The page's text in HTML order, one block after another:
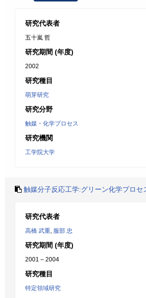
研究代表者
五十嵐 哲
研究期間 (年度)
2002
研究種目
萌芽研究
研究分野
触媒・化学プロセス
研究機関
工学院大学
触媒分子反応工学:グリーン化学プロセ
研究代表者
高橋 武重, 服部 忠
研究期間 (年度)
2001 – 2004
研究種目
特定領域研究